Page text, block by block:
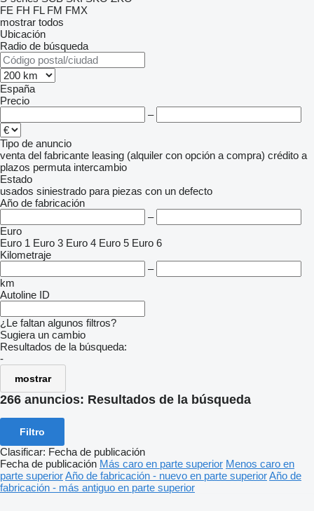
FE FH FL FM FMX
mostrar todos
Ubicación
Radio de búsqueda
España
Precio
–
Tipo de anuncio
venta del fabricante leasing (alquiler con opción a compra) crédito a
plazos permuta intercambio
Estado
usados siniestrado para piezas con un defecto
Año de fabricación
–
Euro
Euro 1 Euro 3 Euro 4 Euro 5 Euro 6
Kilometraje
–
km
Autoline ID
¿Le faltan algunos filtros?
Sugiera un cambio
Resultados de la búsqueda:
-
mostrar
266 anuncios: Resultados de la búsqueda
Filtro
Clasificar: Fecha de publicación
Fecha de publicación Más caro en parte superior Menos caro en
parte superiorAño de fabricación - nuevo en parte superiorAño de
fabricación - más antiguo en parte superior